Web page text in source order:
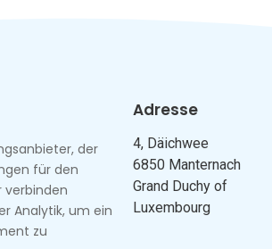
der
für den
verbinden
Analytik, um ein
zu
Adresse
4, Däichwee
6850 Manternach
Grand Duchy of
Luxembourg